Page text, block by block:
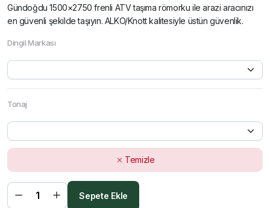
Gündoğdu 1500×2750 frenli ATV taşıma römorku ile arazi aracınızı
en güvenli şekilde taşıyın. ALKO/Knott kalitesiyle üstün güvenlik.
Dingil Markası
Tonaj
Temizle
Sepete Ekle